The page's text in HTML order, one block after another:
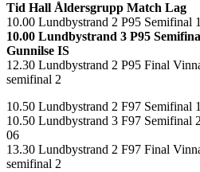
Tid Hall Åldersgrupp Match Lag
10.00 Lundbystrand 2 P95 Semifinal
10.00 Lundbystrand 3 P95
Gunnilse IS
12.30 Lundbystrand 2 P95 Final
semifinal 2
10.50 Lundbystrand 2 F97 Semifinal
10.50 Lundbystrand 3 F97 Semifinal
06
13.30 Lundbystrand 2 F97 Final
semifinal 2